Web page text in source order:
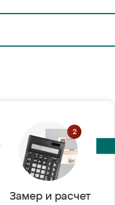
Замер и расчет